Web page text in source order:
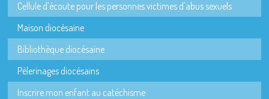
Cellule d'écoute pour les personnes victimes d'abus sexuels
Maison diocésaine
Bibliothèque diocésaine
Pèlerinages diocésains
Inscrire mon enfant au catéchisme